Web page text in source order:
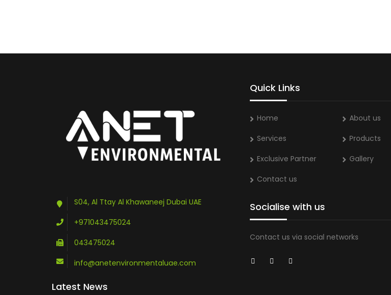
S04, Al Ttay Al Khawaneej Dubai UAE
+971043475024
043475024
info@anetenvironmentaluae.com
Latest News
Quick Links
Home
About us
Services
Products
Exclusive Partner
Gallery
Contact us
Socialise with us
Contact us via social networks